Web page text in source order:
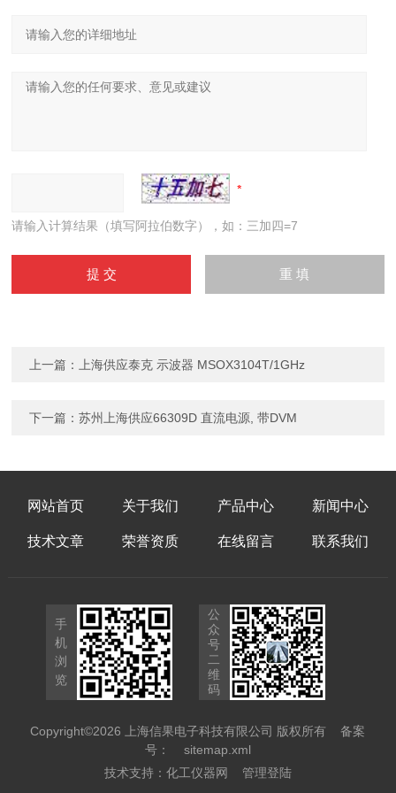
请输入计算结果（填写阿拉伯数字），如：三加四=7
上一篇： 上海供应泰克 示波器 MSOX3104T/1GHz
下一篇：苏州上海供应66309D 直流电源, 带DVM
网站首页 关于我们 产品中心 新闻中心
技术文章 荣誉资质 在线留言 联系我们
手
机
浏
览
公
众
号
二
维
码
Copyright©2026 上海信果电子科技有限公司 版权所有备案
号：
sitemap.xml
技术支持： 化工仪器网 管理登陆